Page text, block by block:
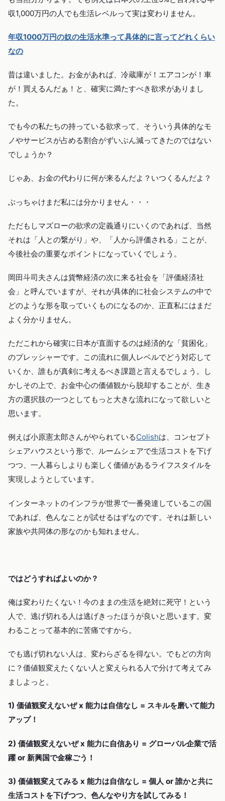
収1,000万円の人でも生活レベルって実は変わりません。
年収1000万円の奴の生活水準って具体的に言ってどれくらい
なの
昔は違いました。お金があれば、冷蔵庫が！エアコンが！車
が！買えるんだぁ！と、確実に満たすべき欲求がありまし
た。
でも今の私たちの持っている欲求って、そういう具体的なモ
ノやサービスが占める割合がずいぶん減ってきたのではない
でしょうか？
じゃあ、お金の代わりに何が来るんだよ？いつくるんだよ？
ぶっちゃけまだ私には分かりません・・・
ただもしマズローの欲求の定義通りにいくのであれば、当然
それは「人との繋がり」や、「人から評価される」ことが、
今後社会の重要なポイントになっていくでしょう。
岡田斗司夫さんは貨幣経済の次に来る社会を「評価経済社
会」と呼んでいますが、それが具体的に社会システムの中で
どのような形を取っていくものになるのか、正直私にはまだ
よく分かりません。
ただこれから確実に日本が直面するのは経済的な「貧困化」
のプレッシャーです。この流れに個人レベルでどう対応して
いくか、誰もが真剣に考えるべき課題と言えるでしょう。し
かしその上で、お金中心の価値観から脱却することが、生き
方の選択肢の一つとしてもっと大きな流れになって欲しいと
思います。
例えば小原憲太郎さんがやられているColishは、コンセプト
シェアハウスという形で、ルームシェアで生活コストを下げ
つつ、一人暮らしよりも楽しく価値があるライフスタイルを
実現しようとしています。
インターネットのインフラが世界で一番発達しているこの国
であれば、色んなことが試せるはずなのです。それは新しい
家族や共同体の形なのかも知れません。
ではどうすればよいのか？
俺は変わりたくない！今のままの生活を絶対に死守！という
人で、逃げ切れる人は逃げきったほうが良いと思います。変
わることって基本的に苦痛ですから。
でも逃げ切れない人は、変わらざるを得ない。でもどの方向
に？価値観変えたくない人と変えられる人で分けて考えてみ
ましよっと。
1) 価値観変えないぜ x 能力は自信なし = スキルを磨いて能力
アップ！
2) 価値観変えないぜ x 能力に自信あり = グローバル企業で活
躍 or 新興国で金稼ごう！
3) 価値観変えてみる x 能力は自信なし = 個人 or 誰かと共に
生活コストを下げつつ、色んなやり方を試してみる！